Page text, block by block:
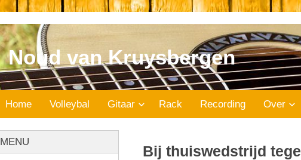
Noud van Kruysbergen
Home Volleybal Gitaar Rack Recording Over
Bij thuiswedstrijd
MENU